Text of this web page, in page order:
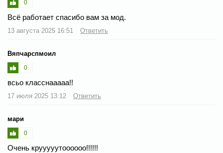
0
Всё работает спасибо вам за мод.
13 августа 2025 16:51 Ответить
Вяпчарспмоил
0
всьо класснааааа!!
17 июля 2025 13:12 Ответить
мари
0
Очень крууууутоооооо!!!!!!